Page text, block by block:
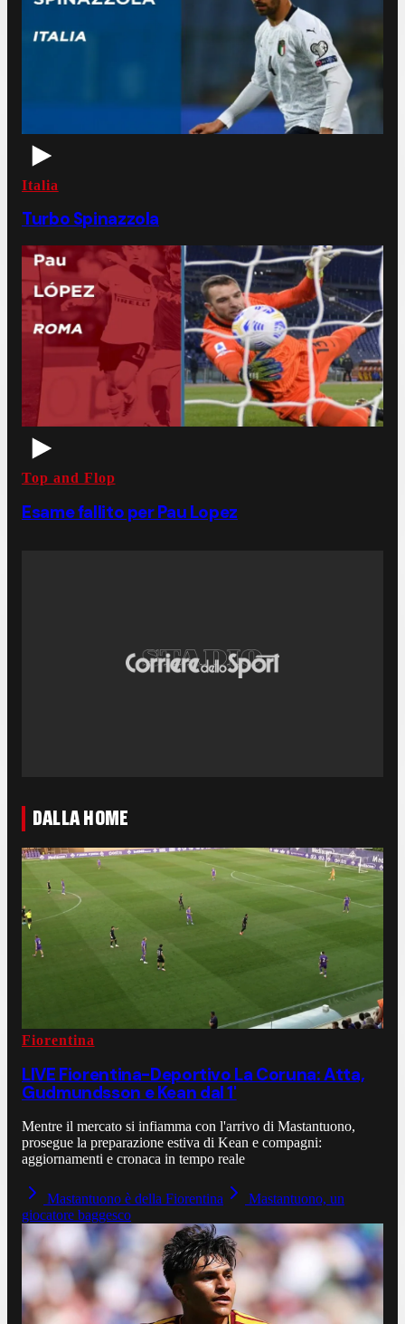
Italia
Turbo Spinazzola
Top and Flop
Esame fallito per Pau Lopez
DALLA HOME
Fiorentina
LIVE Fiorentina-Deportivo La Coruna: Atta,
Gudmundsson e Kean dal 1'
Mentre il mercato si infiamma con l'arrivo di Mastantuono,
prosegue la preparazione estiva di Kean e compagni:
aggiornamenti e cronaca in tempo reale
Mastantuono è della Fiorentina
Mastantuono, un
giocatore baggesco